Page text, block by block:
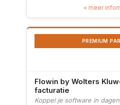
+ meer
PREMIUM
Flowin by Wolters
facturatie
Koppel je software in